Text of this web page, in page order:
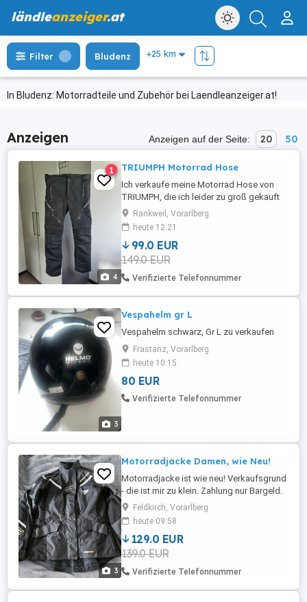
ländleanzeiger.at
In Bludenz: Motorradteile und Zubehör bei Laendleanzeiger.at!
Filter Bludenz
Anzeigen Anzeigen auf der Seite: 20 50
4
1 TRIUMPH Motorrad Hose
Ich verkaufe meine Motorrad Hose von
TRIUMPH, die ich leider zu groß gekauft
habe! Nur 3x getragen! Neupreis 300 Euro
Größe 32 D30 lt. Foto oben Herrengröße
48 50
Rankweil, Vorarlberg
heute 12:21
99.0 EUR
149.0 EUR
Verifizierte Telefonnummer
3
Vespahelm gr L
Vespahelm schwarz, Gr L zu verkaufen
Frastanz, Vorarlberg
heute 10:15
80 EUR
Verifizierte Telefonnummer
3
Motorradjacke Damen, wie Neu!
Motorradjacke ist wie neu! Verkaufsgrund
- die ist mir zu klein. Zahlung nur Bargeld.
Kein Umtausch und keine Reklamation!
Feldkirch, Vorarlberg
heute 09:58
129.0 EUR
139.0 EUR
Verifizierte Telefonnummer